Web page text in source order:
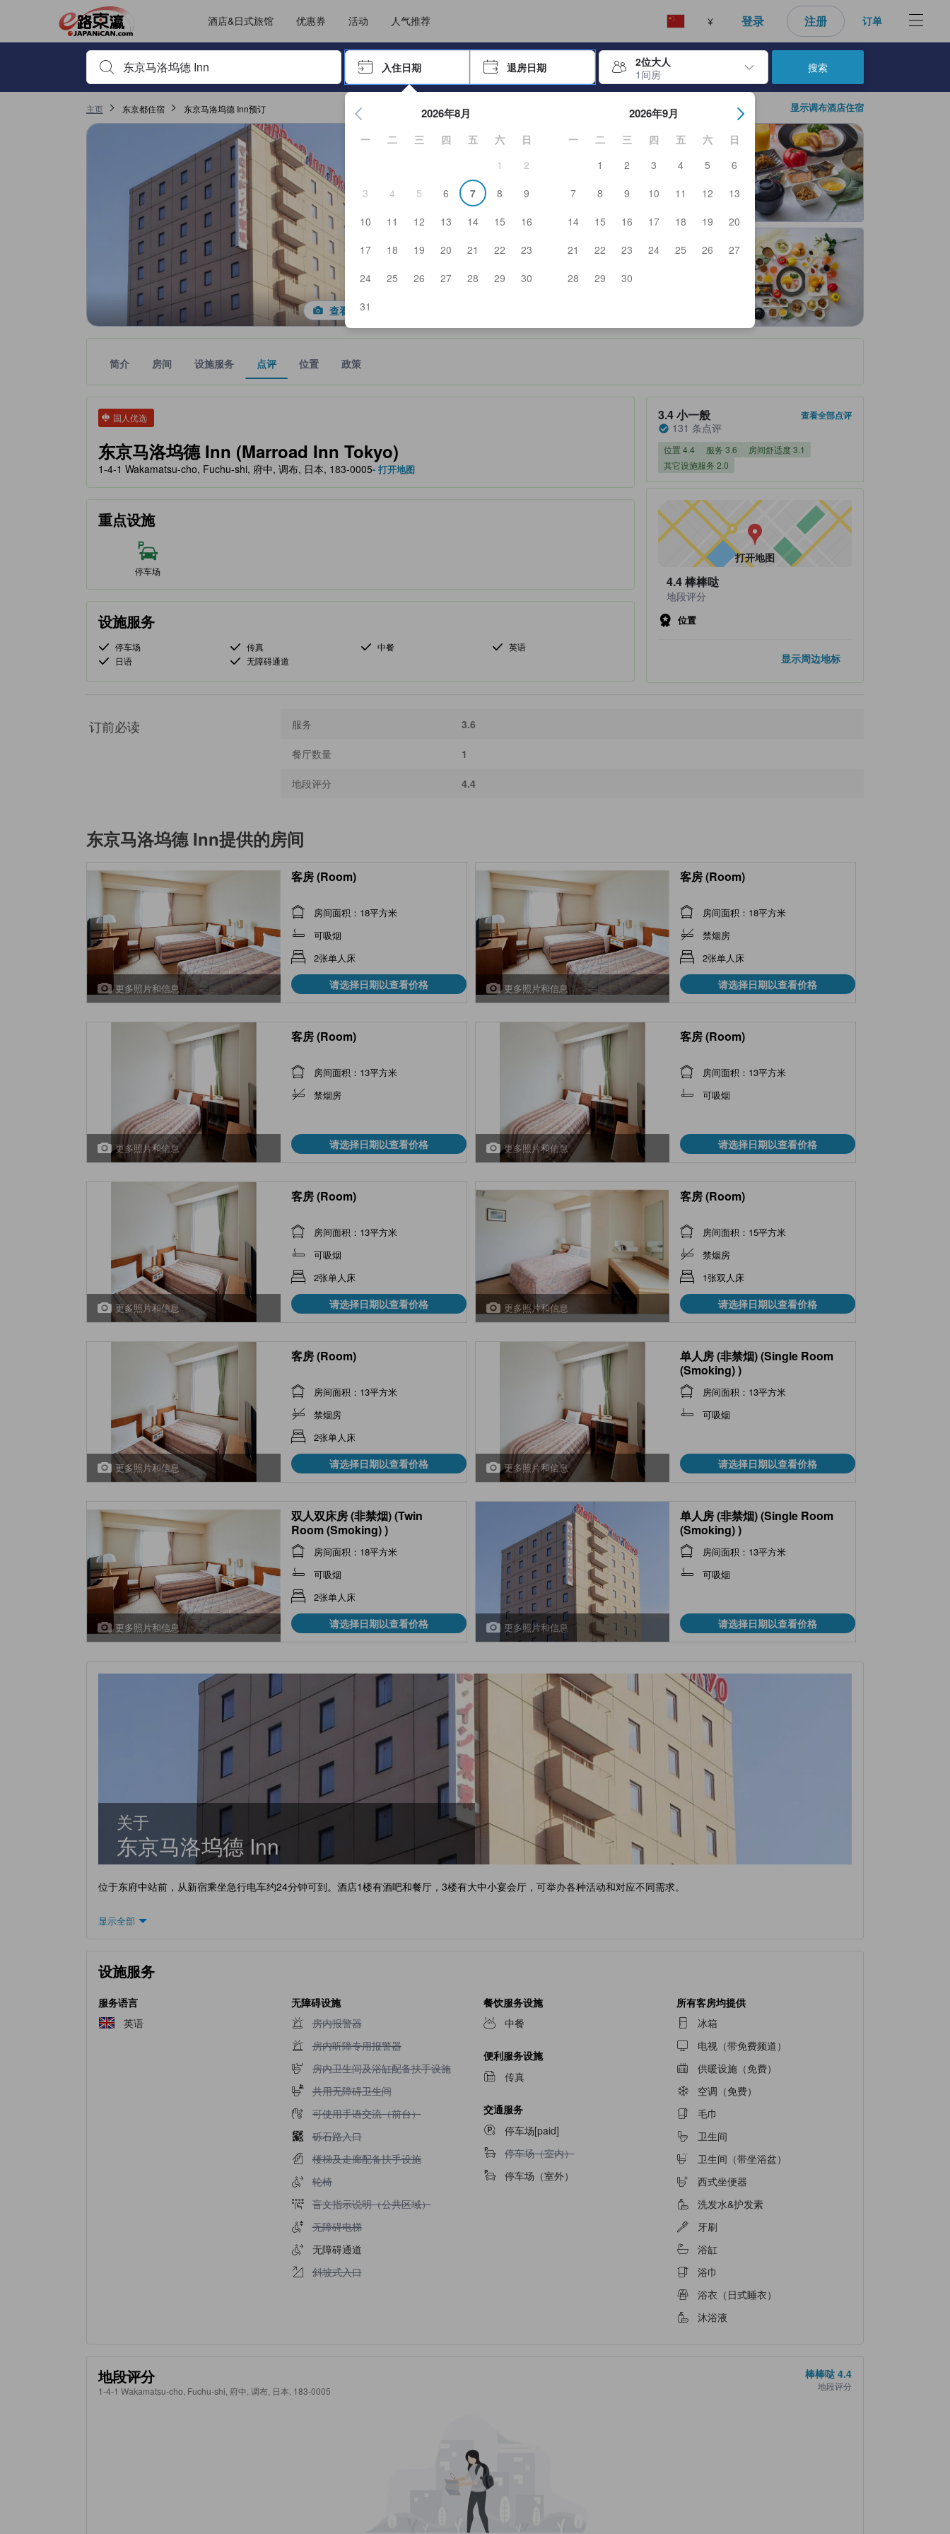
酒店&日式旅馆 优惠券 活动 人气推荐 ¥ 登录 注册 订单
输入住宿名或关键词以搜索，使用箭头或 tab 键以移动，点击 Enter 键以选择
入住日期 退房日期
2位大人
1间房
按 Enter 键开始浏览日期选择器。使用箭头键浏览入住和退房日期。使用 Enter 键选择日期后，入住日期将被选择。重复相同操作以选择
2026年8月
一 二 三 四 五 六
日
1
2
3
4 5 6 7 8
9
10
11 12 13 14 15
16
17
18 19 20 21 22
23
24
25 26 27 28 29
30
31
2026年9月
一 二 三 四 五 六
日
1
2 3 4 5
6
7
8 9 10 11 12
13
14
15 16 17 18 19
20
21
22 23 24 25 26
27
28
29 30
搜索
主页 东京都住宿 东京马洛坞德 Inn预订 显示调布酒店住宿
查看全部图片
简介 房间 设施服务 点评 位置 政策
国人优选
tooltip
东京马洛坞德 Inn (Marroad Inn Tokyo)
tooltip
金色星星表示的等级信息由合作第三方平台提供，仅作为住宿舒适度、设施服务等方面的水平参考。
1-4-1 Wakamatsu-cho, Fuchu-shi, 府中, 调布, 日本, 183-0005- 打开地图
重点设施
停车场
设施服务
停车场 传真 中餐
英语
日语
无障碍通道
住客评分 3.4，满分 5 小一般 131 条点评
3.4小一般
131 条点评
查看全部点评
位置 4.4 服务 3.6
房间舒适度 3.1
其它设施服务 2.0
打开地图
4.4棒棒哒
地段评分
位置
显示周边地标
订前必读 服务 3.6
餐厅数量 1
地段评分 4.4
东京马洛坞德 Inn提供的房间
更多照片和信息
客房 (Room)
房间面积：18平方米
可吸烟
2张单人床
请选择日期以查看价格 更多照片和信息
客房 (Room)
房间面积：18平方米
禁烟房
2张单人床
请选择日期以查看价格
更多照片和信息
客房 (Room)
房间面积：13平方米
禁烟房
请选择日期以查看价格 更多照片和信息
客房 (Room)
房间面积：13平方米
可吸烟
请选择日期以查看价格
更多照片和信息
客房 (Room)
房间面积：13平方米
可吸烟
2张单人床
请选择日期以查看价格 更多照片和信息
客房 (Room)
房间面积：15平方米
禁烟房
1张双人床
请选择日期以查看价格
更多照片和信息
客房 (Room)
房间面积：13平方米
禁烟房
2张单人床
请选择日期以查看价格 更多照片和信息
单人房 (非禁烟) (Single Room
(Smoking) )
房间面积：13平方米
可吸烟
请选择日期以查看价格
更多照片和信息
双人双床房 (非禁烟) (Twin
Room (Smoking) )
房间面积：18平方米
可吸烟
2张单人床
请选择日期以查看价格 更多照片和信息
单人房 (非禁烟) (Single Room
(Smoking) )
房间面积：13平方米
可吸烟
请选择日期以查看价格
关于
东京马洛坞德 Inn
位于东府中站前，从新宿乘坐急行电车约24分钟可到。酒店1楼有酒吧和餐厅，3楼有大中小宴会厅，可举办各种活动和对应不同需求。
显示全部
设施服务
服务语言
英语
无障碍设施
不提供房内报警器
房内报警器
不提供房内听障专用报警器
房内听障专用报警器
不提供房内卫生间及浴缸配备扶手设施
房内卫生间及浴缸配备扶手设施
不提供共用无障碍卫生间
共用无障碍卫生间
不提供可使用手语交流（前台）
可使用手语交流（前台）
不提供砾石路入口
砾石路入口
不提供楼梯及走廊配备扶手设施
楼梯及走廊配备扶手设施
不提供轮椅
轮椅
不提供盲文指示说明（公共区域）
盲文指示说明（公共区域）
不提供无障碍电梯
无障碍电梯
无障碍通道
不提供斜坡式入口
斜坡式入口
餐饮服务设施
中餐
便利服务设施
传真
交通服务
停车场[paid]
不提供停车场（室内）
停车场（室内）
停车场（室外）
所有客房均提供
冰箱
电视（带免费频道）
供暖设施（免费）
空调（免费）
毛巾
卫生间
卫生间（带坐浴盆）
西式坐便器
洗发水&护发素
牙刷
浴缸
浴巾
浴衣（日式睡衣）
沐浴液
地段评分
1-4-1 Wakamatsu-cho, Fuchu-shi, 府中, 调布, 日本, 183-0005
棒棒哒 4.4
地段评分
JAPANiCAN上的点评均来自于真实用户，个人评价在完成预订和入住后才能顺利提交，从而确保了点评的真实性及可靠性，也有助于用户作出更好的预订选择。
位置评分 4.4，满分 5，是调布的高分
服务评分 3.6，满分 5，是调布的高分
房间舒适度评分 3.1，满分 5，是调布的高分
其它设施服务评分 2，满分 5，是调布的高分